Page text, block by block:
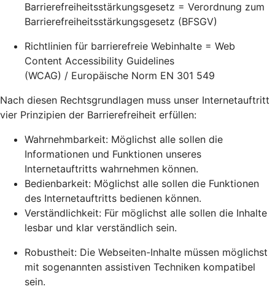
Barrierefreiheitsstärkungsgesetz = Verordnung zum
Barrierefreiheitsstärkungsgesetz (BFSGV)
Richtlinien für barrierefreie Webinhalte = Web
Content Accessibility Guidelines
(WCAG) / Europäische Norm EN 301 549
Nach diesen Rechtsgrundlagen muss unser Internetauftritt
vier Prinzipien der Barrierefreiheit erfüllen:
Wahrnehmbarkeit: Möglichst alle sollen die
Informationen und Funktionen unseres
Internetauftritts wahrnehmen können.
Bedienbarkeit: Möglichst alle sollen die Funktionen
des Internetauftritts bedienen können.
Verständlichkeit: Für möglichst alle sollen die Inhalte
lesbar und klar verständlich sein.
Robustheit: Die Webseiten-Inhalte müssen möglichst
mit sogenannten assistiven Techniken kompatibel
sein.